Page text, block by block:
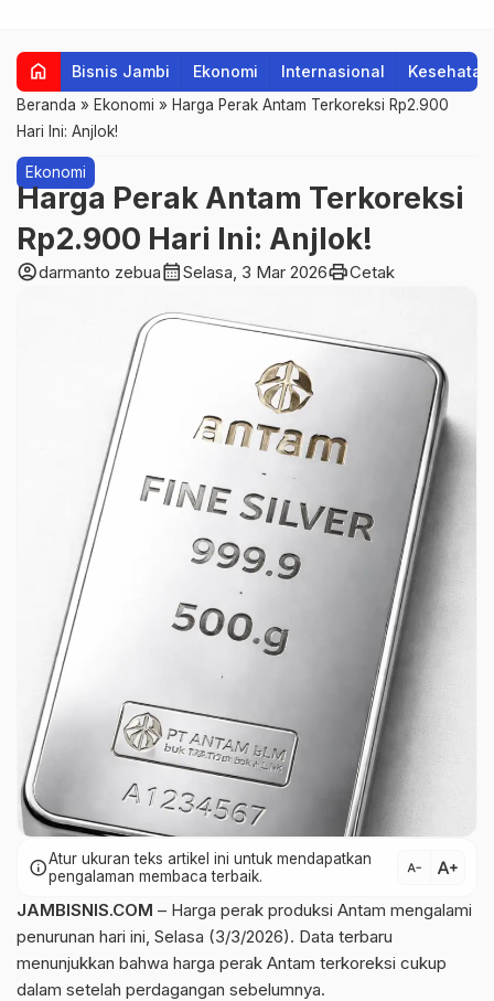
home Bisnis Jambi Ekonomi Internasional Kesehatan
Beranda » Ekonomi » Harga Perak Antam Terkoreksi Rp2.900
Hari Ini: Anjlok!
Ekonomi
Harga Perak Antam Terkoreksi
Rp2.900 Hari Ini: Anjlok!
account_circledarmanto zebuacalendar_monthSelasa, 3 Mar 2026printCetak
infoAtur ukuran teks artikel ini untuk mendapatkan
pengalaman membaca terbaik.
text_decrease text_increase
JAMBISNIS.COM – Harga perak produksi Antam mengalami
penurunan hari ini, Selasa (3/3/2026). Data terbaru
menunjukkan bahwa harga perak Antam terkoreksi cukup
dalam setelah perdagangan sebelumnya.